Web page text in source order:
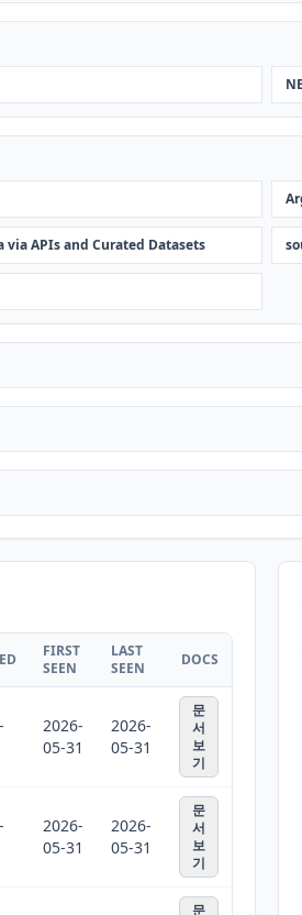
APIs and Curated Datasets
FIRST
SEEN
LAST
SEEN
DOCS
2026-
05-31
2026-
05-31
문
서
보
기
2026-
05-31
2026-
05-31
문
서
보
기
문